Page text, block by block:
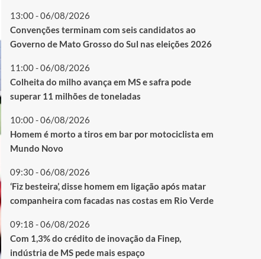
13:00 - 06/08/2026
Convenções terminam com seis candidatos ao
Governo de Mato Grosso do Sul nas eleições 2026
11:00 - 06/08/2026
Colheita do milho avança em MS e safra pode
superar 11 milhões de toneladas
10:00 - 06/08/2026
Homem é morto a tiros em bar por motociclista em
Mundo Novo
09:30 - 06/08/2026
‘Fiz besteira’, disse homem em ligação após matar
companheira com facadas nas costas em Rio Verde
09:18 - 06/08/2026
Com 1,3% do crédito de inovação da Finep,
indústria de MS pede mais espaço